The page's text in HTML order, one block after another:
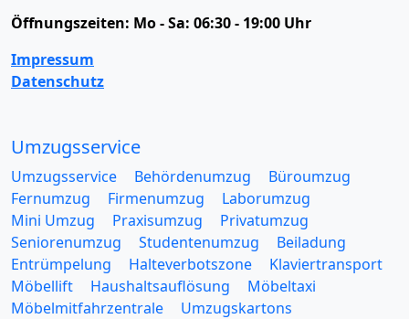
Öffnungszeiten: Mo - Sa: 06:30 - 19:00 Uhr
Impressum
Datenschutz
Umzugsservice
Umzugsservice Behördenumzug
Büroumzug
Fernumzug
Firmenumzug
Laborumzug
Mini Umzug
Praxisumzug
Privatumzug
Seniorenumzug
Studentenumzug
Beiladung
Entrümpelung
Halteverbotszone
Klaviertransport
Möbellift
Haushaltsauflösung
Möbeltaxi
Möbelmitfahrzentrale
Umzugskartons